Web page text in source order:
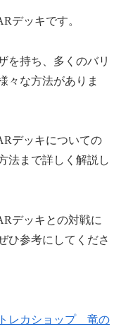
デッキです。
を持ち、多くのバリ
々な方法がありま
デッキについての
法まで詳しく解説し
デッキとの対戦に
ひ参考にしてくださ
トレカショップ 竜の